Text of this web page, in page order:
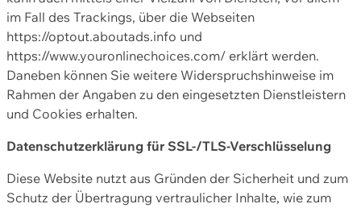
im Fall des Trackings, über die Webseiten
https://optout.aboutads.info und
https://www.youronlinechoices.com/ erklärt werden.
Daneben können Sie weitere Widerspruchshinweise im
Rahmen der Angaben zu den eingesetzten Dienstleistern
und Cookies erhalten.
Datenschutzerklärung für SSL-/TLS-Verschlüsselung
Diese Website nutzt aus Gründen der Sicherheit und zum
Schutz der Übertragung vertraulicher Inhalte, wie zum